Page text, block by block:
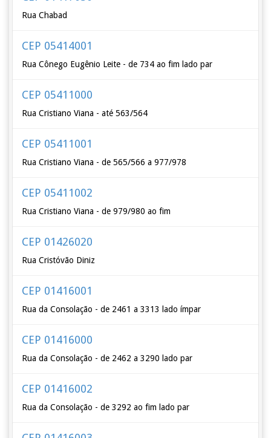
Rua Chabad
CEP 05414001
Rua Cônego Eugênio Leite - de 734 ao fim lado par
CEP 05411000
Rua Cristiano Viana - até 563/564
CEP 05411001
Rua Cristiano Viana - de 565/566 a 977/978
CEP 05411002
Rua Cristiano Viana - de 979/980 ao fim
CEP 01426020
Rua Cristóvão Diniz
CEP 01416001
Rua da Consolação - de 2461 a 3313 lado ímpar
CEP 01416000
Rua da Consolação - de 2462 a 3290 lado par
CEP 01416002
Rua da Consolação - de 3292 ao fim lado par